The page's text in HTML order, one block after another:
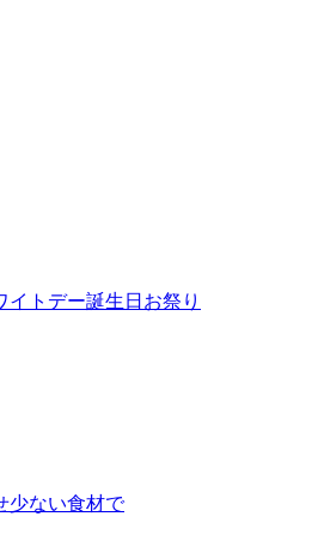
イトデー誕生日 お祭り
少ない食材で